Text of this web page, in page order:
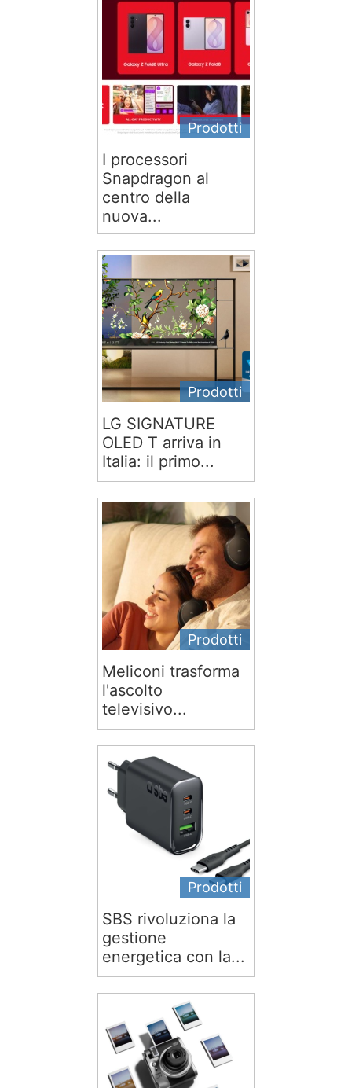
Prodotti
I processori
Snapdragon al
centro della
nuova...
Prodotti
LG SIGNATURE
OLED T arriva in
Italia: il primo...
Prodotti
Meliconi trasforma
l'ascolto
televisivo...
Prodotti
SBS rivoluziona la
gestione
energetica con la...